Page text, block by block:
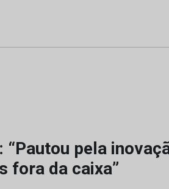
pela
fora da caixa”